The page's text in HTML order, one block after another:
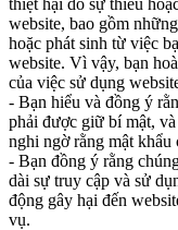
website, bao gồm
hoặc phát sinh từ việc
website. Vì vậy, bạn
của việc sử dụng
- Bạn hiểu và đồng ý
phải được giữ bí mật,
nghi ngờ rằng mật khẩu
- Bạn đồng ý rằng
dài sự truy cập và sử
động gây hại đến
vụ.